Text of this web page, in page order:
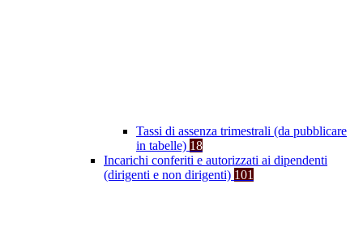
Tassi di assenza trimestrali (da pubblicare
in tabelle) 18
Incarichi conferiti e autorizzati ai dipendenti
(dirigenti e non dirigenti) 101